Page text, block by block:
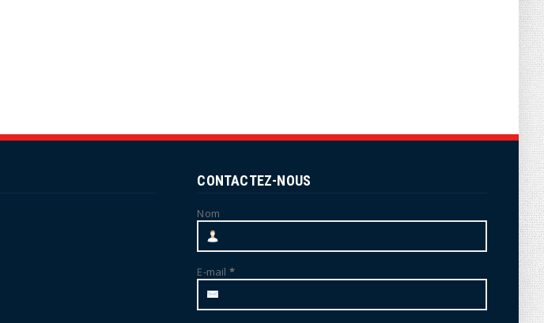
CONTACTEZ-NOUS
Nom
E-mail *